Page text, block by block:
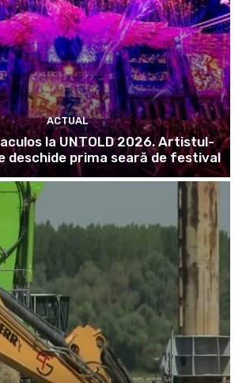
ACTUAL
la UNTOLD 2026. Artistul-
deschide prima seară de festival